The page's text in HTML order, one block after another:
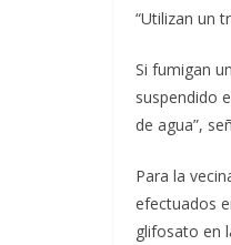
“Utilizan un
Si fumigan
suspendido
de agua”,
Para la
efectuados
glifosato en